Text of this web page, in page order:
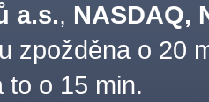
a.s., NASDAQ,
zpožděna o 20
to o 15 min.